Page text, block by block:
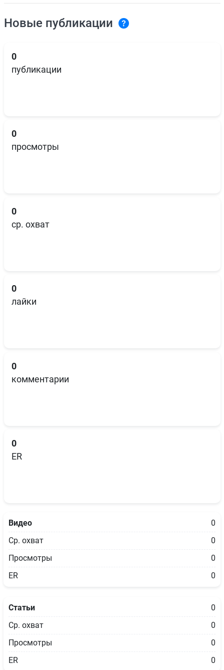
Новые публикации
0
публикации
0
просмотры
0
ср. охват
0
лайки
0
комментарии
0
ER
Видео
0
Ср. охват
0
Просмотры
0
ER
0
Статьи
0
Ср. охват
0
Просмотры
0
ER
0